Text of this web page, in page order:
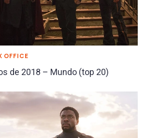
OFFICE
de 2018 – Mundo (top 20)